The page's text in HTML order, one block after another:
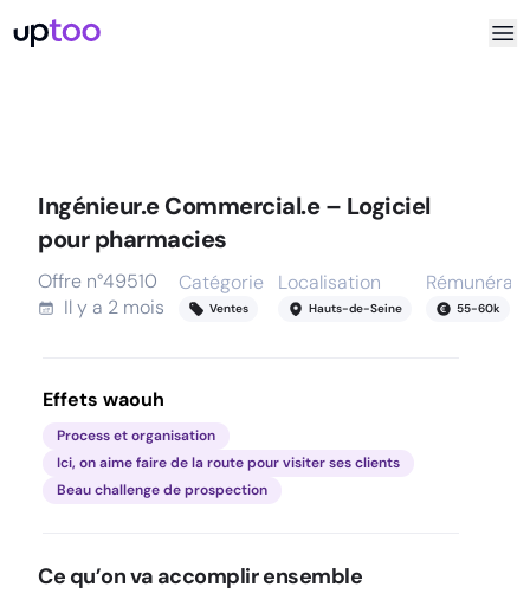
Ingénieur.e Commercial.e – Logiciel
pour pharmacies
Offre n°49510
Il y a 2 mois
Catégorie
Ventes
Localisation
Hauts-de-Seine 55-60k
Effets waouh
Process et organisation
Ici, on aime faire de la route pour visiter ses clients
Beau challenge de prospection
Ce qu’on va accomplir ensemble